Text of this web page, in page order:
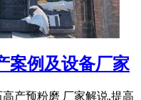
案例及设备厂家
产预粉磨 厂家解说,提高